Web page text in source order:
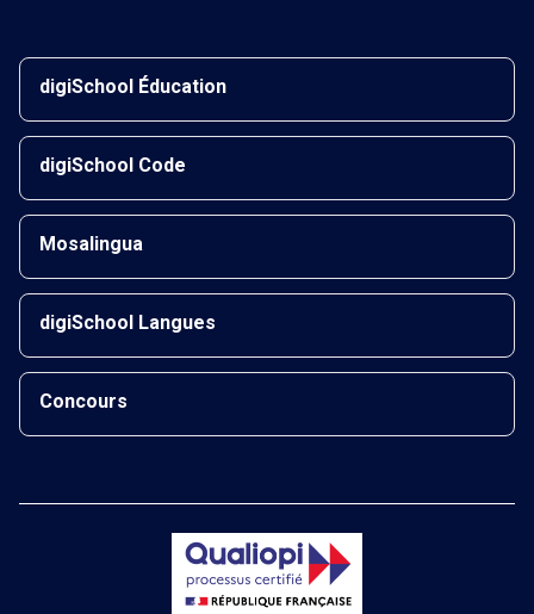
digiSchool Éducation
digiSchool Code
Mosalingua
digiSchool Langues
Concours